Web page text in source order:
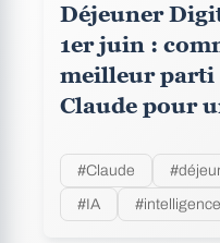
Déjeuner
1er juin :
meilleur parti
Claude pour
#Claude
#IA